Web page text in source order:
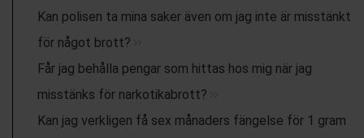
Kan polisen ta mina saker även om jag inte är misstänkt
för något brott?
Får jag behålla pengar som hittas hos mig när jag
misstänks för narkotikabrott?
Kan jag verkligen få sex månaders fängelse för 1 gram